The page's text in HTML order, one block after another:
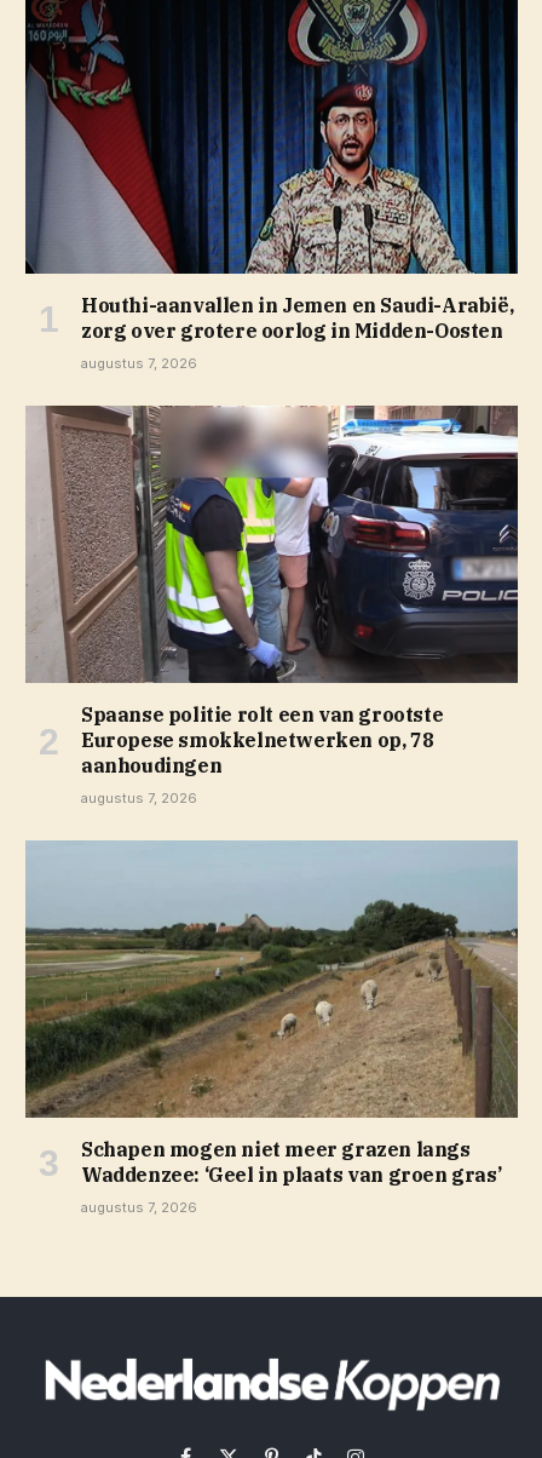
Houthi-aanvallen in Jemen en Saudi-Arabië,
zorg over grotere oorlog in Midden-Oosten
augustus 7, 2026
Spaanse politie rolt een van grootste
Europese smokkelnetwerken op, 78
aanhoudingen
augustus 7, 2026
Schapen mogen niet meer grazen langs
Waddenzee: ‘Geel in plaats van groen gras’
augustus 7, 2026